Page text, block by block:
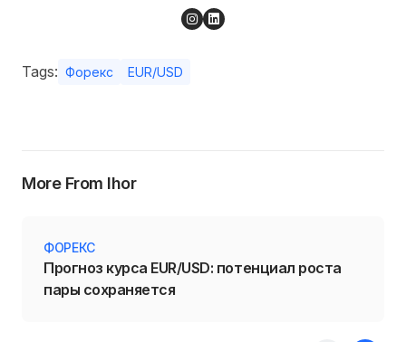
Tags: Форекс EUR/USD
More From Ihor
ФОРЕКС
Прогноз курса EUR/USD: потенциал роста
пары сохраняется